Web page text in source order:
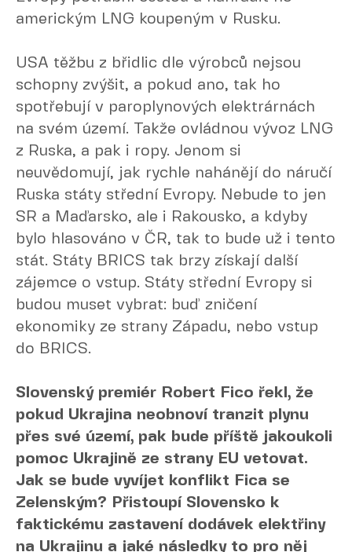
americkým LNG koupeným v Rusku.
USA těžbu z břidlic dle výrobců nejsou
schopny zvýšit, a pokud ano, tak ho
spotřebují v paroplynových elektrárnách
na svém území. Takže ovládnou vývoz LNG
z Ruska, a pak i ropy. Jenom si
neuvědomují, jak rychle nahánějí do náručí
Ruska státy střední Evropy. Nebude to jen
SR a Maďarsko, ale i Rakousko, a kdyby
bylo hlasováno v ČR, tak to bude už i tento
stát. Státy BRICS tak brzy získají další
zájemce o vstup. Státy střední Evropy si
budou muset vybrat: buď zničení
ekonomiky ze strany Západu, nebo vstup
do BRICS.
Slovenský premiér Robert Fico řekl, že
pokud Ukrajina neobnoví tranzit plynu
přes své území, pak bude příště jakoukoli
pomoc Ukrajině ze strany EU vetovat.
Jak se bude vyvíjet konflikt Fica se
Zelenským? Přistoupí Slovensko k
faktickému zastavení dodávek elektřiny
na Ukrajinu a jaké následky to pro něj